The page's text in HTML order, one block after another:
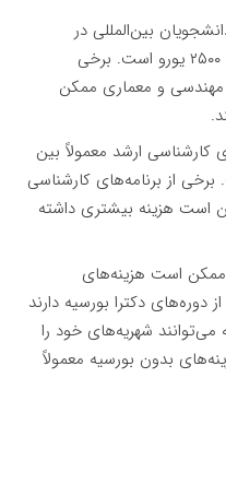
بین‌المللی در
دانشگاه‌های دولتی بین ۸۰۰ تا ۲۵۰۰ یورو است. برخی
و معماری ممکن
کارشناسی ارشد معمولاً بین
است. برخی از برنامه‌های کارشناسی
است هزینه بیشتری داشته
ممکن است هزینه‌های
دوره‌های دکترا بورسیه دارند
می‌توانند شهریه‌های خود را
بدون بورسیه معمولاً